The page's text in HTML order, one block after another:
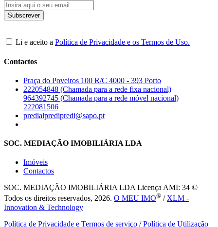
Li e aceito a Política de Privacidade e os Termos de Uso.
Contactos
Praça do Poveiros 100 R/C 4000 - 393 Porto
222054848 (Chamada para a rede fixa nacional)
964392745 (Chamada para a rede móvel nacional)
222081506
predialpredipredi@sapo.pt
SOC. MEDIAÇÃO IMOBILIÁRIA LDA
Imóveis
Contactos
SOC. MEDIAÇÃO IMOBILIÁRIA LDA Licença AMI: 34 ©
Todos os direitos reservados, 2026. O MEU IMO® /XLM -
Innovation & Technology
Política de Privacidade e Termos de serviço /Política de Utilização